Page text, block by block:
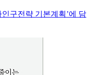
구전략 기본계획’에 담